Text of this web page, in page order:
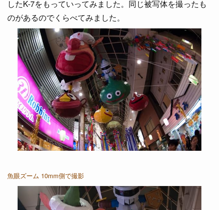
したK-7をもっていってみました。同じ被写体を撮ったも
のがあるのでくらべてみました。
魚眼ズーム 10mm側で撮影